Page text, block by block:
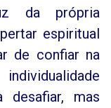
da própria
espiritual
de confiar na
desafiar, mas